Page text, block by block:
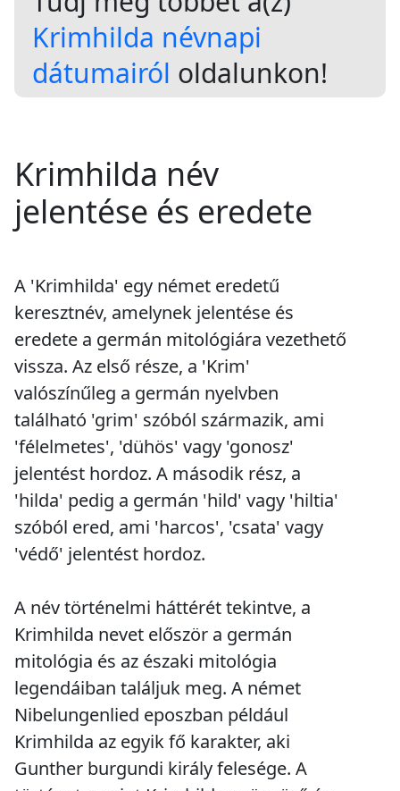
Krimhilda névnapi
dátumairól oldalunkon!
Krimhilda név
jelentése és eredete
A 'Krimhilda' egy német eredetű
keresztnév, amelynek jelentése és
eredete a germán mitológiára vezethető
vissza. Az első része, a 'Krim'
valószínűleg a germán nyelvben
található 'grim' szóból származik, ami
'félelmetes', 'dühös' vagy 'gonosz'
jelentést hordoz. A második rész, a
'hilda' pedig a germán 'hild' vagy 'hiltia'
szóból ered, ami 'harcos', 'csata' vagy
'védő' jelentést hordoz.
A név történelmi háttérét tekintve, a
Krimhilda nevet először a germán
mitológia és az északi mitológia
legendáiban találjuk meg. A német
Nibelungenlied eposzban például
Krimhilda az egyik fő karakter, aki
Gunther burgundi király felesége. A